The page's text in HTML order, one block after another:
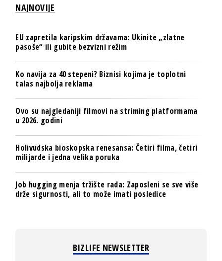
NAJNOVIJE
EU zapretila karipskim državama: Ukinite „zlatne
pasoše“ ili gubite bezvizni režim
Ko navija za 40 stepeni? Biznisi kojima je toplotni
talas najbolja reklama
Ovo su najgledaniji filmovi na striming platformama
u 2026. godini
Holivudska bioskopska renesansa: Četiri filma, četiri
milijarde i jedna velika poruka
Job hugging menja tržište rada: Zaposleni se sve više
drže sigurnosti, ali to može imati posledice
BIZLIFE NEWSLETTER